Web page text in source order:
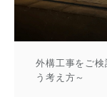
外構工事をご
う考え方～